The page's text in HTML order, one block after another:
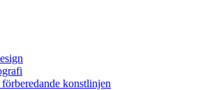
konstlinjen